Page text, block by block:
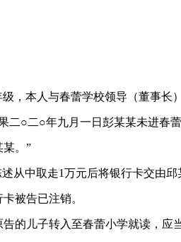
，本人与春蕾学校领导（董事长
二○二○年九月一日彭某某未进春
。”
从中取走1万元后将银行卡交由
被告已注销。
的儿子转入至春蕾小学就读，应